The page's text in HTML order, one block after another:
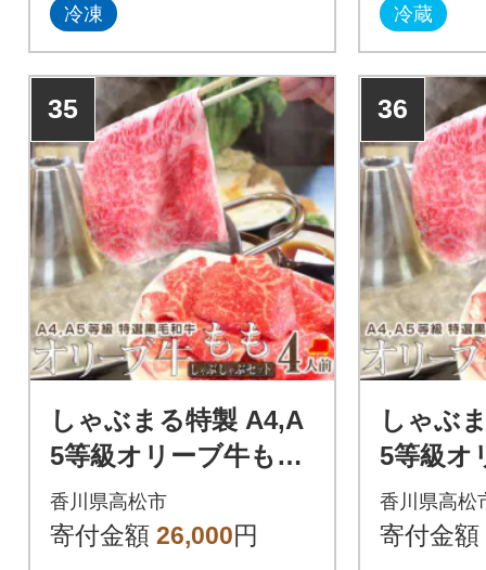
冷凍 冷蔵
35
しゃぶまる特製 A4,A
5等級オリーブ牛もも
赤身 しゃぶしゃぶ 4
人前 野菜・讃岐うど
香川県高松市
寄付金額 26,000円
36
しゃぶ
5等級オ
赤身 し
人前 野
香川県高松
寄付金額